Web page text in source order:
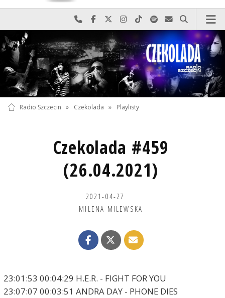
Najlepiej po prostu do nas zadzwoń
Odwiedź nas na Facebook-u
Odwiedź nas na X
Odwiedź nas na Instagram-ie
Odwiedź nas na TikTok-u
Szukaj nas na Spotify
Wyślij do nas
Szukaj
Radio Szczecin » Czekolada » Playlisty
Czekolada #459
(26.04.2021)
2021-04-27
MILENA MILEWSKA
23:01:53 00:04:29 H.E.R. - FIGHT FOR YOU
23:07:07 00:03:51 ANDRA DAY - PHONE DIES